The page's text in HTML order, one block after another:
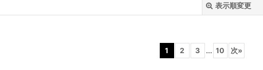
表示順変更
1 2 3 ... 10 次»